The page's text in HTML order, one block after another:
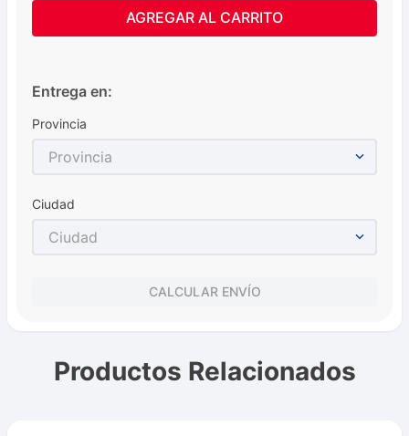
AGREGAR AL CARRITO
Entrega en:
Provincia
Provincia
Ciudad
Ciudad
CALCULAR ENVÍO
Productos Relacionados